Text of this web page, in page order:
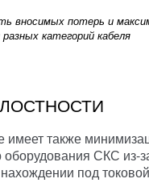
вносимых потерь и
категорий кабеля
имеет также
оборудования СКС из-
под